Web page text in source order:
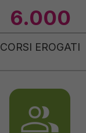
6.000
CORSI EROGATI